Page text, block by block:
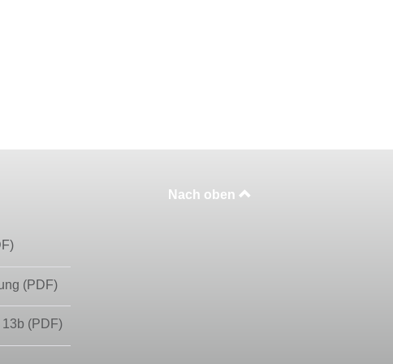
(PDF)
(PDF)
Nach oben